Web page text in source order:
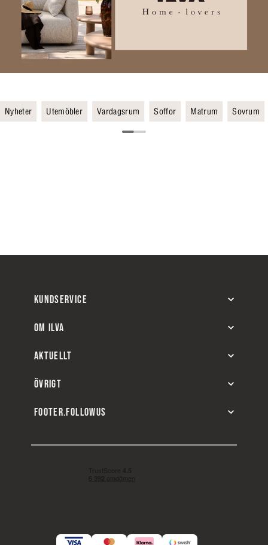
Nyheter Utemöbler Vardagsrum Soffor Matrum Sovrum
KUNDSERVICE
OM ILVA
AKTUELLT
ÖVRIGT
FOOTER.FOLLOWUS